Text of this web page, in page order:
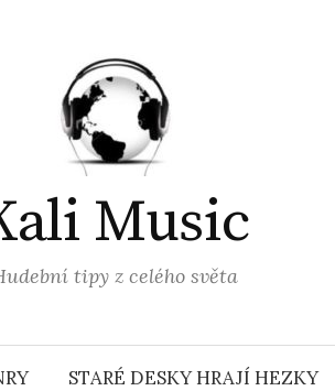
Music
tipy z celého světa
STARÉ DESKY HRAJÍ HEZKY